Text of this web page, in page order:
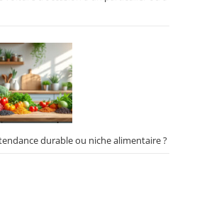
durable ou niche alimentaire ?